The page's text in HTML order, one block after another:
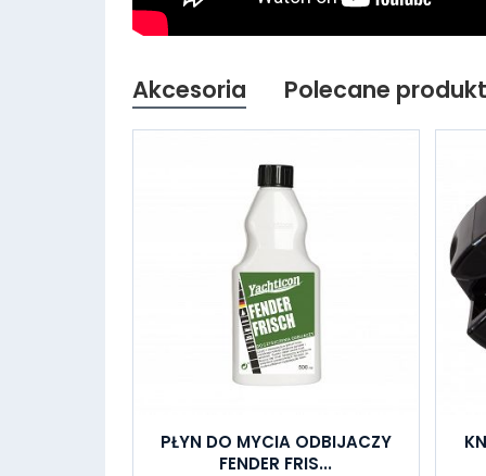
Akcesoria Polecane
PŁYN DO MYCIA ODBIJACZY
FENDER FRIS...